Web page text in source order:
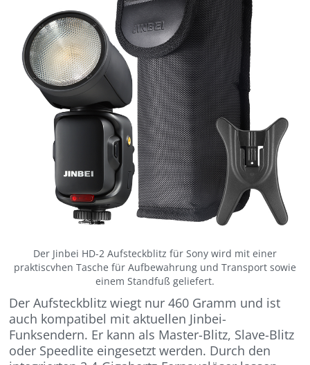
Der Jinbei HD-2 Aufsteckblitz für Sony wird mit einer
praktiscvhen Tasche für Aufbewahrung und Transport sowie
einem Standfuß geliefert.
Der Aufsteckblitz wiegt nur 460 Gramm und ist
auch kompatibel mit aktuellen Jinbei-
Funksendern. Er kann als Master-Blitz, Slave-Blitz
oder Speedlite eingesetzt werden. Durch den